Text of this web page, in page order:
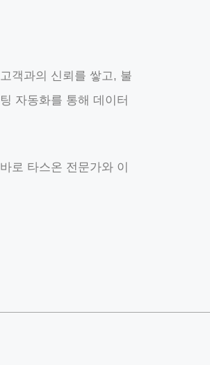
객과의 신뢰를 쌓고, 불
자동화를 통해 데이터
로 타스온 전문가와 이